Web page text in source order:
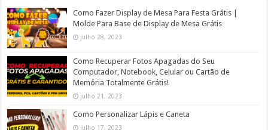
Como Fazer Display de Mesa Para Festa Grátis |
Molde Para Base de Display de Mesa Grátis
julho 28, 2023
Como Recuperar Fotos Apagadas do Seu
Computador, Notebook, Celular ou Cartão de
Memória Totalmente Grátis!
julho 21, 2023
Como Personalizar Lápis e Caneta
julho 17, 2023